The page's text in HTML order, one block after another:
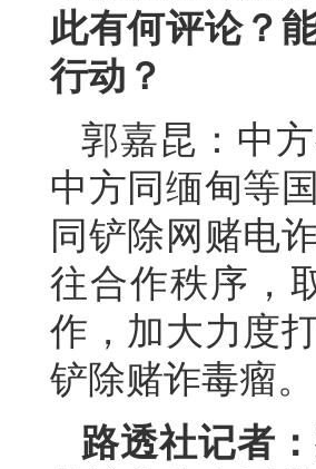
此有何评论？
行动？
郭嘉昆：中
中方同缅甸等
同铲除网赌电
往合作秩序，
作，加大力度
铲除赌诈毒瘤。
路透社记者